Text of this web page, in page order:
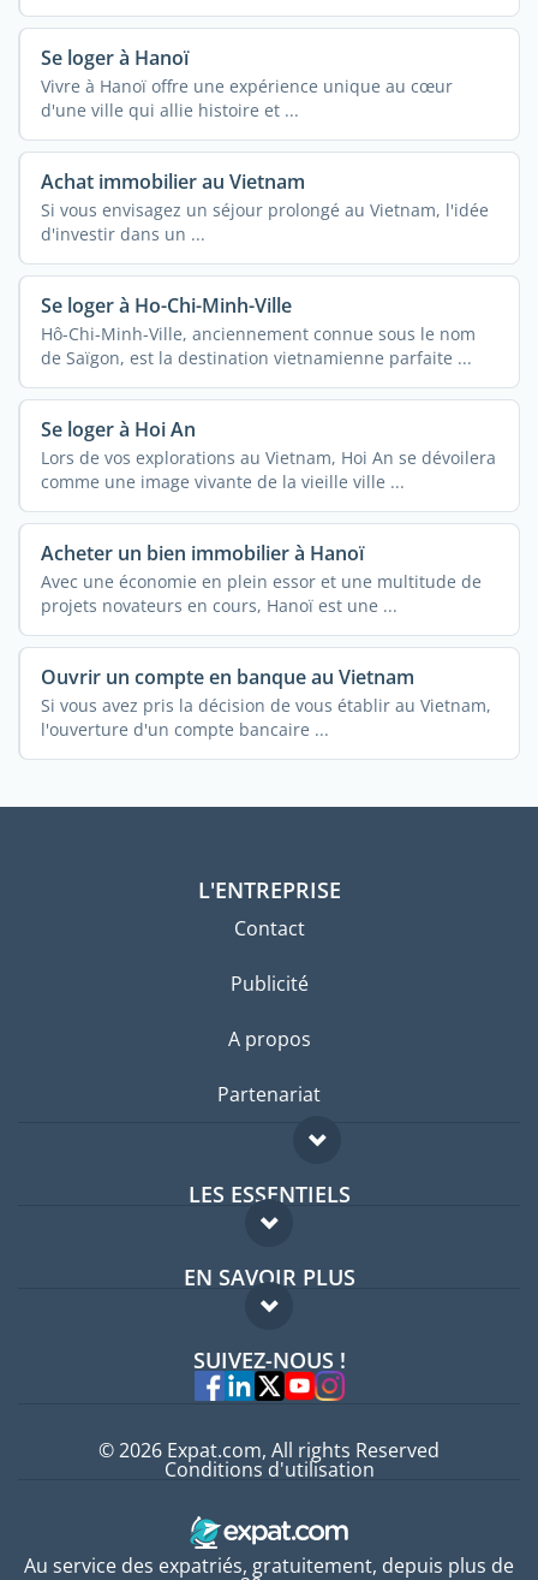
Se loger à Hanoï
Vivre à Hanoï offre une expérience unique au cœur
d'une ville qui allie histoire et ...
Achat immobilier au Vietnam
Si vous envisagez un séjour prolongé au Vietnam, l'idée
d'investir dans un ...
Se loger à Ho-Chi-Minh-Ville
Hô-Chi-Minh-Ville, anciennement connue sous le nom
de Saïgon, est la destination vietnamienne parfaite ...
Se loger à Hoi An
Lors de vos explorations au Vietnam, Hoi An se dévoilera
comme une image vivante de la vieille ville ...
Acheter un bien immobilier à Hanoï
Avec une économie en plein essor et une multitude de
projets novateurs en cours, Hanoï est une ...
Ouvrir un compte en banque au Vietnam
Si vous avez pris la décision de vous établir au Vietnam,
l'ouverture d'un compte bancaire ...
L'ENTREPRISE
Contact
Publicité
A propos
Partenariat
LES ESSENTIELS
Forum expatriés
Guides pays
EN SAVOIR PLUS
FAQ
Experts
SUIVEZ-NOUS !
Au service des expatriés, gratuitement, depuis plus de
© 2026 Expat.com, All rights Reserved
Conditions d'utilisation